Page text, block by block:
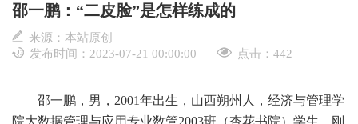
邵一鹏：“二皮脸”是怎样练成的
来源：本站原创
发布时间：2023-07-21 00:00:00
点击： 442
邵一鹏，男，2001年出生，山西朔州人，经济与管理学
院大数据管理与应用专业数管2003班（杏花书院）学生。刚